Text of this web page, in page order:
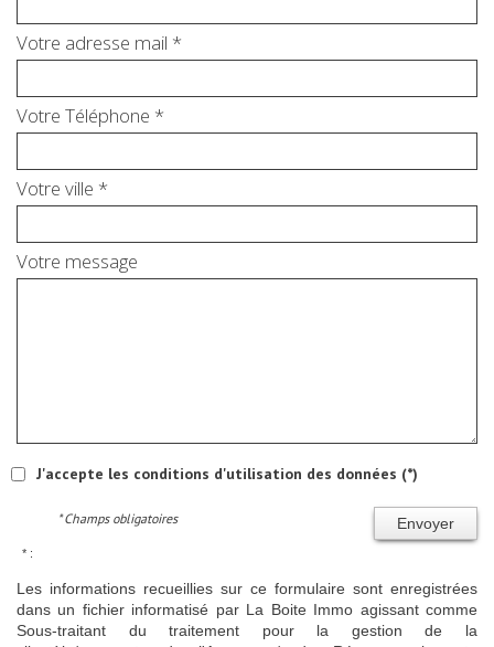
Votre adresse mail *
Votre Téléphone *
Votre ville *
Votre message
J'accepte les conditions d'utilisation des données (*)
Envoyer
* Champs obligatoires
* :
Les informations recueillies sur ce formulaire sont enregistrées
dans un fichier informatisé par La Boite Immo agissant comme
Sous-traitant du traitement pour la gestion de la